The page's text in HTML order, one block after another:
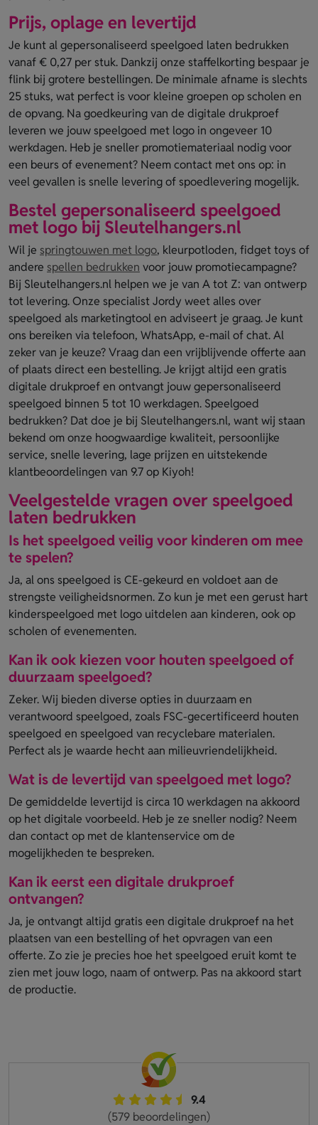
Prijs, oplage en levertijd
Je kunt al gepersonaliseerd speelgoed laten bedrukken
vanaf € 0,27 per stuk. Dankzij onze staffelkorting bespaar je
flink bij grotere bestellingen. De minimale afname is slechts
25 stuks, wat perfect is voor kleine groepen op scholen en
de opvang. Na goedkeuring van de digitale drukproef
leveren we jouw speelgoed met logo in ongeveer 10
werkdagen. Heb je sneller promotiemateriaal nodig voor
een beurs of evenement? Neem contact met ons op: in
veel gevallen is snelle levering of spoedlevering mogelijk.
Bestel gepersonaliseerd speelgoed
met logo bij Sleutelhangers.nl
Wil je springtouwen met logo, kleurpotloden, fidget toys of
andere spellen bedrukken voor jouw promotiecampagne?
Bij Sleutelhangers.nl helpen we je van A tot Z: van ontwerp
tot levering. Onze specialist Jordy weet alles over
speelgoed als marketingtool en adviseert je graag. Je kunt
ons bereiken via telefoon, WhatsApp, e-mail of chat. Al
zeker van je keuze? Vraag dan een vrijblijvende offerte aan
of plaats direct een bestelling. Je krijgt altijd een gratis
digitale drukproef en ontvangt jouw gepersonaliseerd
speelgoed binnen 5 tot 10 werkdagen. Speelgoed
bedrukken? Dat doe je bij Sleutelhangers.nl, want wij staan
bekend om onze hoogwaardige kwaliteit, persoonlijke
service, snelle levering, lage prijzen en uitstekende
klantbeoordelingen van 9.7 op Kiyoh!
Veelgestelde vragen over speelgoed
laten bedrukken
Is het speelgoed veilig voor kinderen om mee
te spelen?
Ja, al ons speelgoed is CE-gekeurd en voldoet aan de
strengste veiligheidsnormen. Zo kun je met een gerust hart
kinderspeelgoed met logo uitdelen aan kinderen, ook op
scholen of evenementen.
Kan ik ook kiezen voor houten speelgoed of
duurzaam speelgoed?
Zeker. Wij bieden diverse opties in duurzaam en
verantwoord speelgoed, zoals FSC-gecertificeerd houten
speelgoed en speelgoed van recyclebare materialen.
Perfect als je waarde hecht aan milieuvriendelijkheid.
Wat is de levertijd van speelgoed met logo?
De gemiddelde levertijd is circa 10 werkdagen na akkoord
op het digitale voorbeeld. Heb je ze sneller nodig? Neem
dan contact op met de klantenservice om de
mogelijkheden te bespreken.
Kan ik eerst een digitale drukproef
ontvangen?
Ja, je ontvangt altijd gratis een digitale drukproef na het
plaatsen van een bestelling of het opvragen van een
offerte. Zo zie je precies hoe het speelgoed eruit komt te
zien met jouw logo, naam of ontwerp. Pas na akkoord start
de productie.
9.4
(579 beoordelingen)